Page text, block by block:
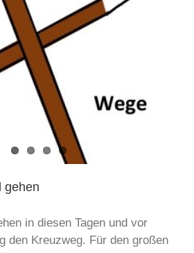
gehen
in diesen Tagen und vor
den Kreuzweg. Für den großen